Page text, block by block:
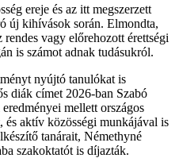
ereje és az itt megszerzett
új kihívások során. Elmondta,
vagy előrehozott érettségi
is számot adnak tudásukról.
nyújtó tanulókat is
diák címet 2026-ban Szabó
mellett országos
és aktív közösségi munkájával is
tanárait, Némethyné
szakoktatót is díjazták.